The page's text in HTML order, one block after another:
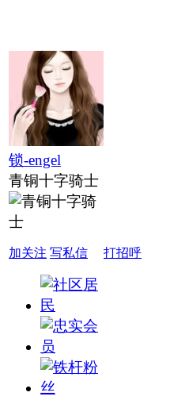
锁-engel
青铜十字骑士
加关注 写私信 打招呼